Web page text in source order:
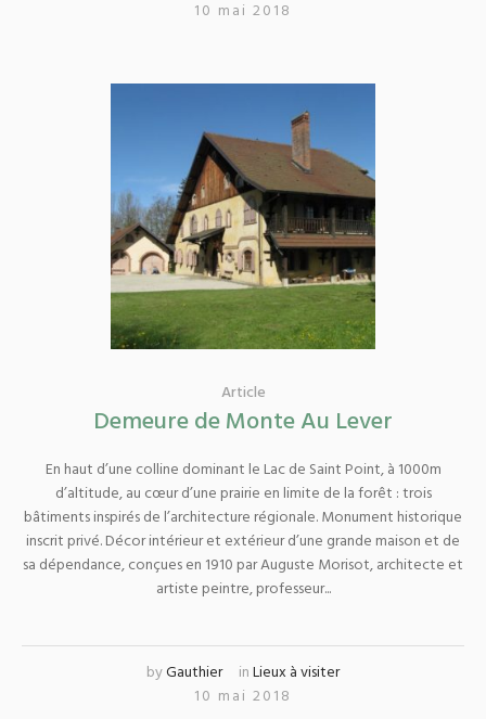
10 mai 2018
Article
Demeure de Monte Au Lever
En haut d’une colline dominant le Lac de Saint Point, à 1000m
d’altitude, au cœur d’une prairie en limite de la forêt : trois
bâtiments inspirés de l’architecture régionale. Monument historique
inscrit privé. Décor intérieur et extérieur d’une grande maison et de
sa dépendance, conçues en 1910 par Auguste Morisot, architecte et
artiste peintre, professeur...
byGauthier inLieux à visiter
10 mai 2018